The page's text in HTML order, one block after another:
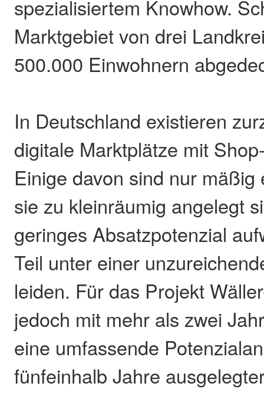
spezialisiertem Knowhow.
Marktgebiet von drei
500.000 Einwohnern
In Deutschland existieren
digitale Marktplätze mit
Einige davon sind nur
sie zu kleinräumig angelegt
geringes Absatzpotenzial
Teil unter einer
leiden. Für das Projekt
jedoch mit mehr als zwei
eine umfassende
fünfeinhalb Jahre